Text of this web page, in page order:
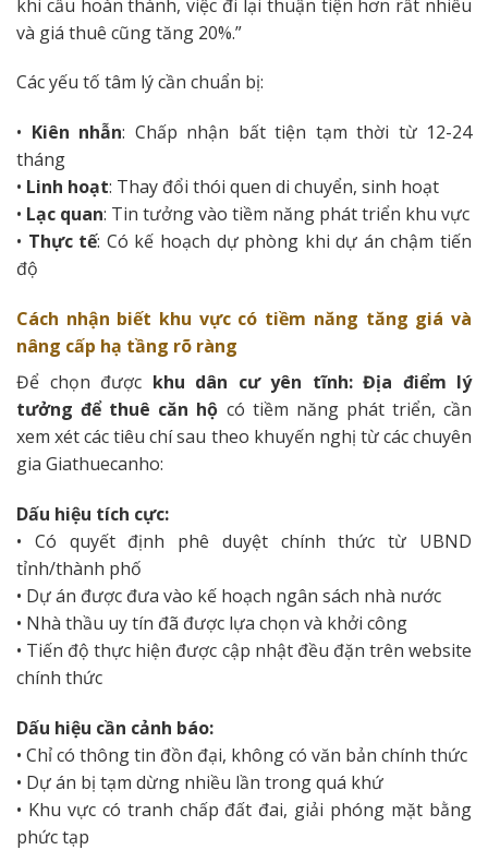
khi cầu hoàn thành, việc đi lại thuận tiện hơn rất nhiều
và giá thuê cũng tăng 20%.”
Các yếu tố tâm lý cần chuẩn bị:
• Kiên nhẫn: Chấp nhận bất tiện tạm thời từ 12-24
tháng
• Linh hoạt: Thay đổi thói quen di chuyển, sinh hoạt
• Lạc quan: Tin tưởng vào tiềm năng phát triển khu vực
• Thực tế: Có kế hoạch dự phòng khi dự án chậm tiến
độ
Cách nhận biết khu vực có tiềm năng tăng giá và
nâng cấp hạ tầng rõ ràng
Để chọn được khu dân cư yên tĩnh: Địa điểm lý
tưởng để thuê căn hộ có tiềm năng phát triển, cần
xem xét các tiêu chí sau theo khuyến nghị từ các chuyên
gia Giathuecanho:
Dấu hiệu tích cực:
• Có quyết định phê duyệt chính thức từ UBND
tỉnh/thành phố
• Dự án được đưa vào kế hoạch ngân sách nhà nước
• Nhà thầu uy tín đã được lựa chọn và khởi công
• Tiến độ thực hiện được cập nhật đều đặn trên website
chính thức
Dấu hiệu cần cảnh báo:
• Chỉ có thông tin đồn đại, không có văn bản chính thức
• Dự án bị tạm dừng nhiều lần trong quá khứ
• Khu vực có tranh chấp đất đai, giải phóng mặt bằng
phức tạp